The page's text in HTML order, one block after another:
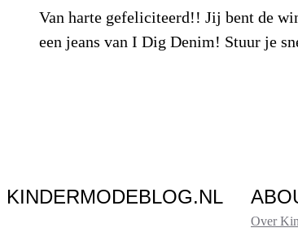
Van harte gefeliciteerd!! Jij bent de
een jeans van I Dig Denim! Stuur je
KINDERMODEBLOG.NL
Over